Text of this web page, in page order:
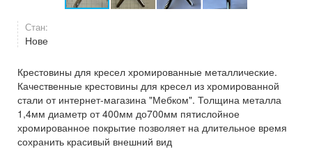
Стан:
Нове
Крестовины для кресел хромированные металлические.
Качественные крестовины для кресел из хромированной
стали от интернет-магазина "Мебком". Толщина металла
1,4мм диаметр от 400мм до700мм пятислойное
хромированное покрытие позволяет на длительное время
сохранить красивый внешний вид